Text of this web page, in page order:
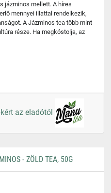
jázminos mellett. A híres
mennyei illattal rendelkezik,
A Jázminos tea több mint
része. Ha megkóstolja, az
az eladótól
- ZÖLD TEA, 50G